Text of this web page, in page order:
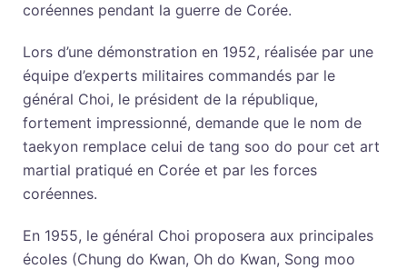
coréennes pendant la guerre de Corée.
Lors d’une démonstration en 1952, réalisée par une
équipe d’experts militaires commandés par le
général Choi, le président de la république,
fortement impressionné, demande que le nom de
taekyon remplace celui de tang soo do pour cet art
martial pratiqué en Corée et par les forces
coréennes.
En 1955, le général Choi proposera aux principales
écoles (Chung do Kwan, Oh do Kwan, Song moo